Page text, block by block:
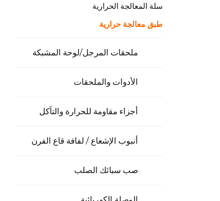
سلة المعالجة الحرارية
طبق معالجة حرارية
ملحقات المرجل/لوحة المشبكة
الأدوات والملحقات
أجزاء مقاومة للحرارة والتآكل
أنبوب الإشعاع / لفافة قاع الفرن
صب سبائك الصلب